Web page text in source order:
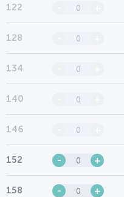
122
128
134
140
146
152 - +
158 - +